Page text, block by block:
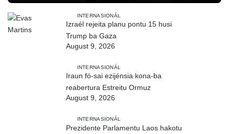
INTERNASIONÁL
Izraél rejeita planu pontu 15 husi
Trump ba Gaza
August 9, 2026
INTERNASIONÁL
Iraun fó-sai ezijénsia kona-ba
reabertura Estreitu Ormuz
August 9, 2026
INTERNASIONÁL
Prezidente Parlamentu Laos hakotu